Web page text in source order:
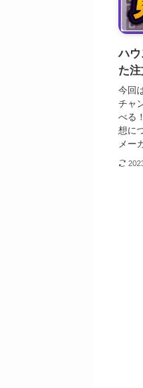
ハウ
た
今回
チャ
べる
想に
メー